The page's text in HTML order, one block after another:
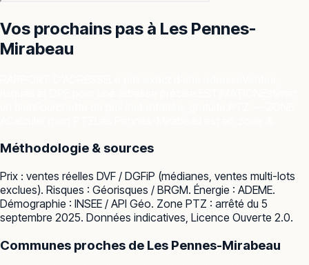
Vos prochains pas à Les Pennes-
Mirabeau
Méthodologie & sources
Prix : ventes réelles DVF / DGFiP (médianes, ventes multi-lots
exclues). Risques : Géorisques / BRGM. Énergie : ADEME.
Démographie : INSEE / API Géo. Zone PTZ : arrêté du 5
septembre 2025. Données indicatives, Licence Ouverte 2.0.
Communes proches de Les Pennes-Mirabeau